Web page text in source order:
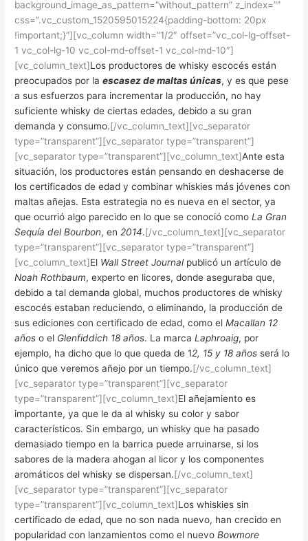
background_image_as_pattern=”without_pattern” z_index=””
css=”.vc_custom_1520595015224{padding-bottom: 20px
!important;}”][vc_column width=”1/2″ offset=”vc_col-lg-offset-
1 vc_col-lg-10 vc_col-md-offset-1 vc_col-md-10″]
[vc_column_text]Los productores de whisky escocés están
preocupados por laescasez de maltas únicas, y es que pese
a sus esfuerzos para incrementar la producción, no hay
suficiente whisky de ciertas edades, debido a su gran
demanda y consumo.[/vc_column_text][vc_separator
type=”transparent”][vc_separator type=”transparent”]
[vc_separator type=”transparent”][vc_column_text]Ante esta
situación, los productores están pensando en deshacerse de
los certificados de edad y combinar whiskies más jóvenes con
maltas añejas. Esta estrategia no es nueva en el sector, ya
que ocurrió algo parecido en lo que se conoció como La Gran
Sequía del Bourbon, en 2014.[/vc_column_text][vc_separator
type=”transparent”][vc_separator type=”transparent”]
[vc_column_text]El Wall Street Journalpublicó un artículo de
Noah Rothbaum, experto en licores, donde aseguraba que,
debido a tal demanda global, muchos productores de whisky
escocés estaban reduciendo, o eliminando, la producción de
sus ediciones con certificado de edad, como elMacallan 12
años o el Glenfiddich 18 años. La marcaLaphroaig, por
ejemplo, ha dicho que lo que queda de 12, 15 y 18 años será lo
único que veremos añejo por un tiempo.[/vc_column_text]
[vc_separator type=”transparent”][vc_separator
type=”transparent”][vc_column_text]El añejamiento es
importante, ya que le da al whisky su color y sabor
característicos. Sin embargo, un whisky que ha pasado
demasiado tiempo en la barrica puede arruinarse, si los
sabores de la madera ahogan al licor y los componentes
aromáticos del whisky se dispersan.[/vc_column_text]
[vc_separator type=”transparent”][vc_separator
type=”transparent”][vc_column_text]Los whiskies sin
certificado de edad, que no son nada nuevo, han crecido en
popularidad con lanzamientos como el nuevoBowmore